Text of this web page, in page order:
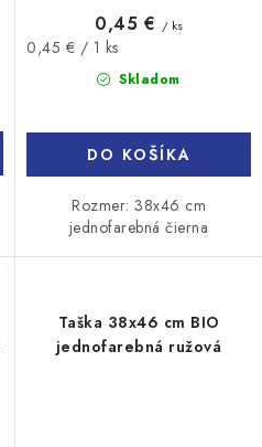
Skladom
0,45 € / ks
Jednotková
0,45 € / 1 ks
DO KOŠÍKA
Rozmer: 38x46 cm
jednofarebná čierna
Taška 38x46 cm BIO
jednofarebná ružová